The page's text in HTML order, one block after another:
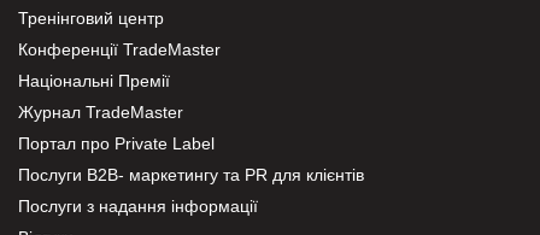
Тренінговий центр
Конференції TradeMaster
Національні Премії
Журнал TradeMaster
Портал про Private Label
Послуги В2В- маркетингу та PR для клієнтів
Послуги з надання інформації